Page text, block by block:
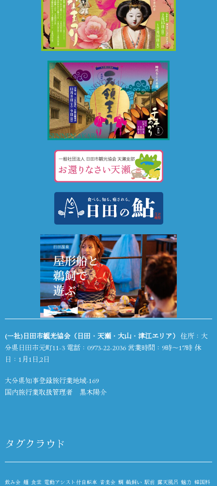
(一社)日田市観光協会（日田・天瀬・大山・津江エリア） 住所：大
分県日田市元町11-3 電話： 0973-22-2036 営業時間：9時～17時 休
日：1月1日,2日
大分県知事登録旅行業地域-169
国内旅行業取扱管理者 黒木陽介
タグクラウド
飲み会 麺 食堂 電動アシスト付自転車 音楽会 鯛 鵜飼い 駅前 露天風呂 魅力 韓国料